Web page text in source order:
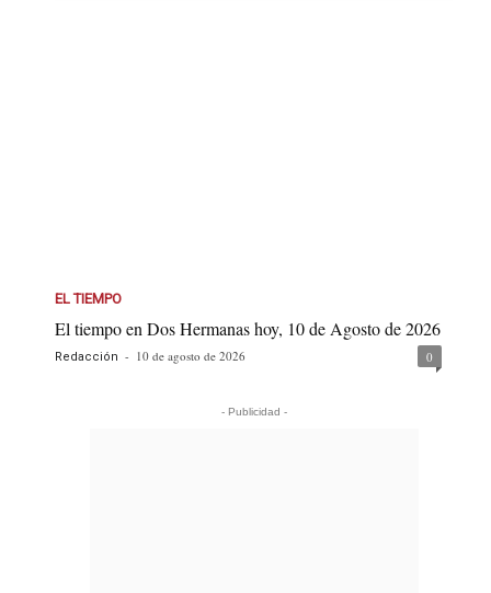
EL TIEMPO
El tiempo en Dos Hermanas hoy, 10 de Agosto de 2026
Redacción - 10 de agosto de 2026 0
- Publicidad -